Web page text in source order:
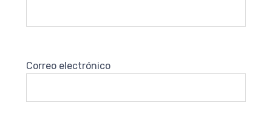
Correo electrónico